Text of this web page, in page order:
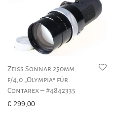
Zeiss Sonnar 250mm
f/4,0 „Olympia“ für
Contarex – #4842335
€ 299,00